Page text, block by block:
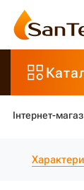
Інтернет-